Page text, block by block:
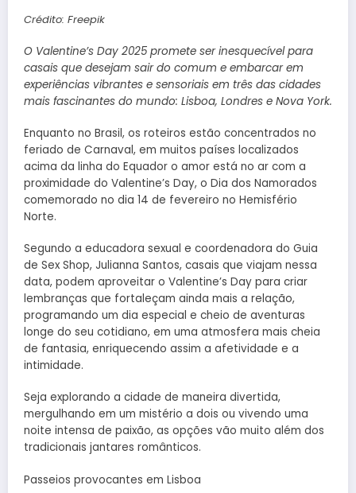
Crédito: Freepik
O Valentine’s Day 2025 promete ser inesquecível para
casais que desejam sair do comum e embarcar em
experiências vibrantes e sensoriais em três das cidades
mais fascinantes do mundo: Lisboa, Londres e Nova York.
Enquanto no Brasil, os roteiros estão concentrados no
feriado de Carnaval, em muitos países localizados
acima da linha do Equador o amor está no ar com a
proximidade do Valentine’s Day, o Dia dos Namorados
comemorado no dia 14 de fevereiro no Hemisfério
Norte.
Segundo a educadora sexual e coordenadora do Guia
de Sex Shop, Julianna Santos, casais que viajam nessa
data, podem aproveitar o Valentine’s Day para criar
lembranças que fortaleçam ainda mais a relação,
programando um dia especial e cheio de aventuras
longe do seu cotidiano, em uma atmosfera mais cheia
de fantasia, enriquecendo assim a afetividade e a
intimidade.
Seja explorando a cidade de maneira divertida,
mergulhando em um mistério a dois ou vivendo uma
noite intensa de paixão, as opções vão muito além dos
tradicionais jantares românticos.
Passeios provocantes em Lisboa